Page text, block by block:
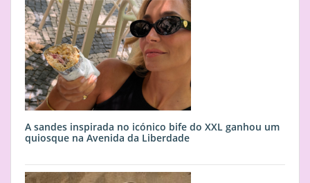
A sandes inspirada no icónico bife do XXL ganhou um
quiosque na Avenida da Liberdade